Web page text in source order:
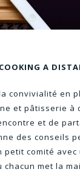
A
convivialité en
et pâtisserie à
et de
des conseils
comité avec
met la